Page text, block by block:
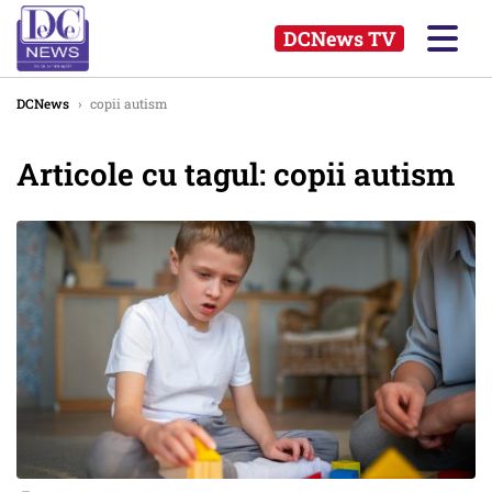
DCNews TV
DCNews › copii autism
Articole cu tagul: copii autism